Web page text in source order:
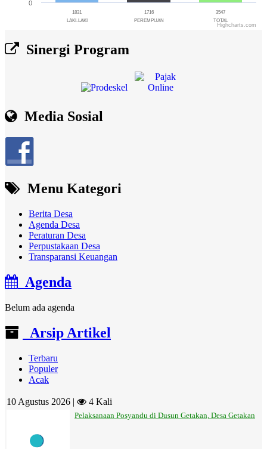
1831
LAKI-LAKI
1716
PEREMPUAN
3547
TOTAL
0
Highcharts.com
Sinergi Program
Media Sosial
Menu Kategori
Berita Desa
Agenda Desa
Peraturan Desa
Perpustakaan Desa
Transparansi Keuangan
Agenda
Belum ada agenda
Arsip Artikel
Terbaru
Populer
Acak
10 Agustus 2026 | 4 Kali
Pelaksanaan Posyandu di Dusun Getakan, Desa Getakan